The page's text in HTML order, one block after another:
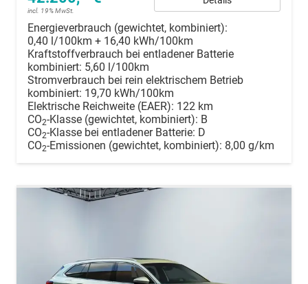
incl. 19% MwSt.
Energieverbrauch (gewichtet, kombiniert):
0,40 l/100km + 16,40 kWh/100km
Kraftstoffverbrauch bei entladener Batterie
kombiniert: 5,60 l/100km
Stromverbrauch bei rein elektrischem Betrieb
kombiniert: 19,70 kWh/100km
Elektrische Reichweite (EAER): 122 km
CO2-Klasse (gewichtet, kombiniert): B
CO2-Klasse bei entladener Batterie: D
CO2-Emissionen (gewichtet, kombiniert): 8,00 g/km